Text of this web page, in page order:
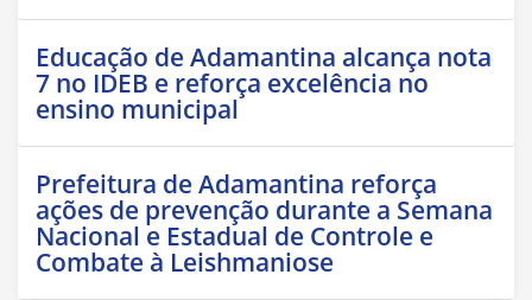
Educação de Adamantina alcança nota
7 no IDEB e reforça excelência no
ensino municipal
Prefeitura de Adamantina reforça
ações de prevenção durante a Semana
Nacional e Estadual de Controle e
Combate à Leishmaniose